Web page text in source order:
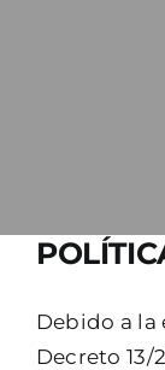
Debido a la
Decreto